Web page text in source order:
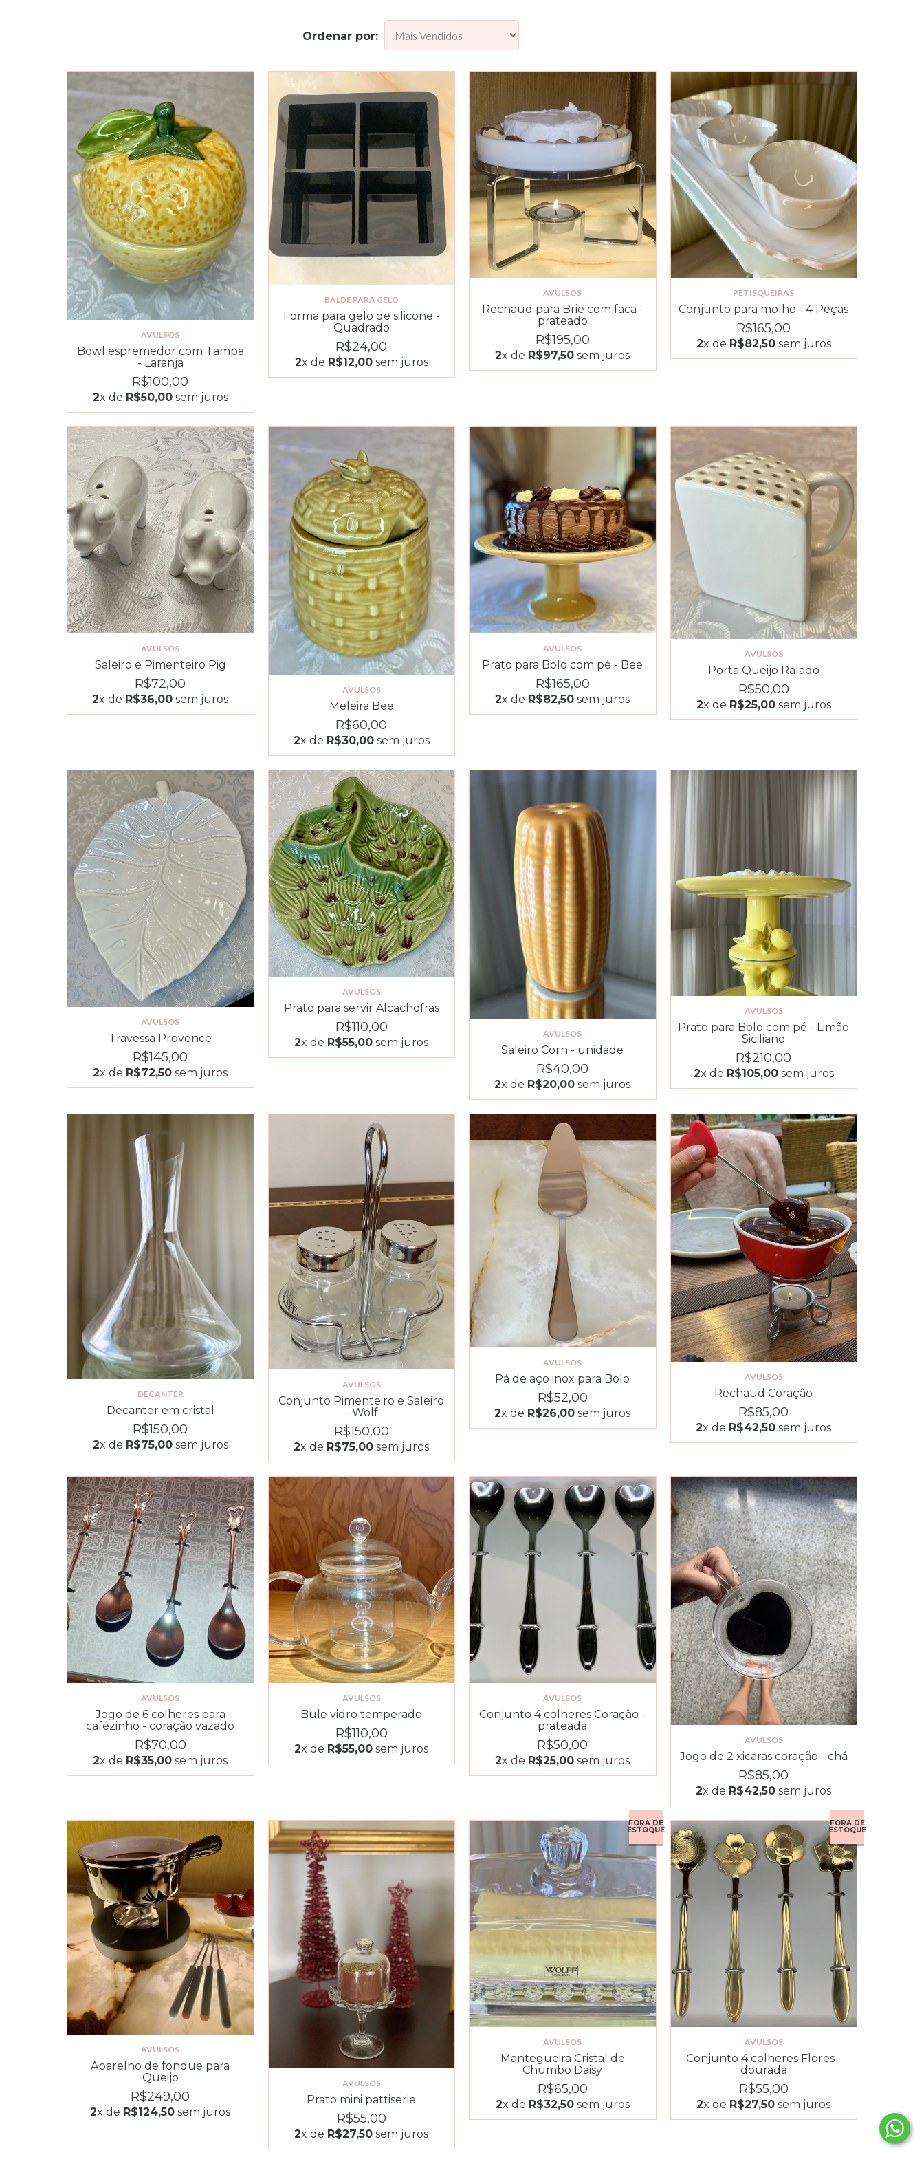
Ordenar por:
AVULSOS
Bowl espremedor com Tampa
- Laranja
R$100,00
2x de R$50,00sem juros
BALDE PARA GELO
Forma para gelo de silicone -
Quadrado
R$24,00
2x de R$12,00sem juros
AVULSOS
Rechaud para Brie com faca -
prateado
R$195,00
2x de R$97,50 sem juros
PETISQUEIRAS
Conjunto para molho - 4 Peças
R$165,00
2x de R$82,50sem juros
AVULSOS
Saleiro e Pimenteiro Pig
R$72,00
2x de R$36,00 sem juros
AVULSOS
Meleira Bee
R$60,00
2x de R$30,00sem juros
AVULSOS
Prato para Bolo com pé - Bee
R$165,00
2x de R$82,50 sem juros
AVULSOS
Porta Queijo Ralado
R$50,00
2x de R$25,00sem juros
AVULSOS
Travessa Provence
R$145,00
2x de R$72,50 sem juros
AVULSOS
Prato para servir Alcachofras
R$110,00
2x de R$55,00 sem juros
AVULSOS
Saleiro Corn - unidade
R$40,00
2x de R$20,00 sem juros
AVULSOS
Prato para Bolo com pé - Limão
Siciliano
R$210,00
2x de R$105,00sem juros
DECANTER
Decanter em cristal
R$150,00
2x de R$75,00sem juros
AVULSOS
Conjunto Pimenteiro e Saleiro
- Wolf
R$150,00
2x de R$75,00 sem juros
AVULSOS
Pá de aço inox para Bolo
R$52,00
2x de R$26,00 sem juros
AVULSOS
Rechaud Coração
R$85,00
2x de R$42,50 sem juros
AVULSOS
Jogo de 6 colheres para
cafézinho - coração vazado
R$70,00
2x de R$35,00 sem juros
AVULSOS
Bule vidro temperado
R$110,00
2x de R$55,00 sem juros
AVULSOS
Conjunto 4 colheres Coração -
prateada
R$50,00
2x de R$25,00 sem juros
AVULSOS
Jogo de 2 xicaras coração - chá
R$85,00
2x de R$42,50 sem juros
AVULSOS
Aparelho de fondue para
Queijo
R$249,00
2x de R$124,50 sem juros
AVULSOS
Prato mini pattiserie
R$55,00
2x de R$27,50 sem juros
FORA DE
ESTOQUE
AVULSOS
Mantegueira Cristal de
Chumbo Daisy
R$65,00
2x de R$32,50sem juros
FORA DE
ESTOQUE
AVULSOS
Conjunto 4 colheres Flores -
dourada
R$55,00
2x de R$27,50 sem juros